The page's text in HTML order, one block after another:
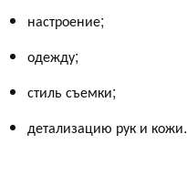
настроение;
одежду;
стиль съемки;
детализацию рук и кожи.